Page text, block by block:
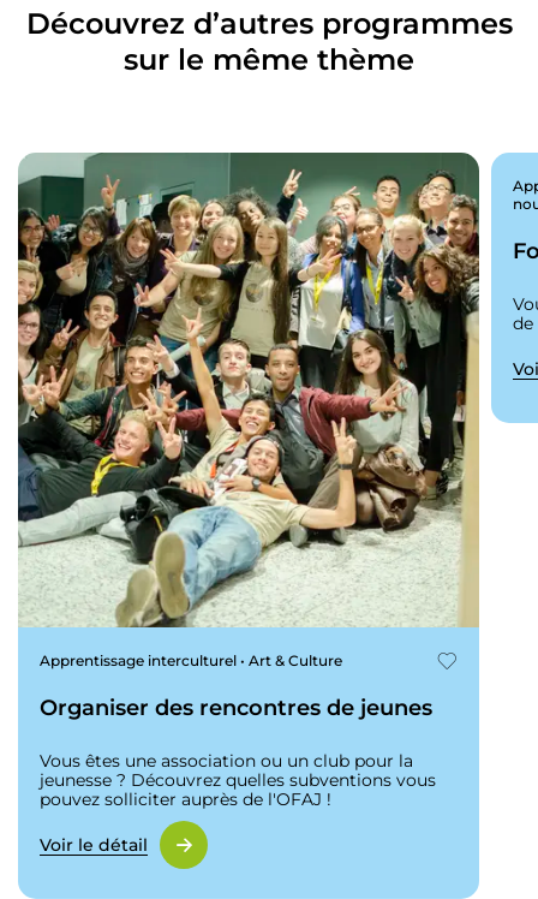
Découvrez d’autres programmes
sur le même thème
Apprentissage interculturel • Art & Culture
Organiser des rencontres de jeunes
Vous êtes une association ou un club pour la
jeunesse ? Découvrez quelles subventions vous
pouvez solliciter auprès de l'OFAJ !
Voir le détail